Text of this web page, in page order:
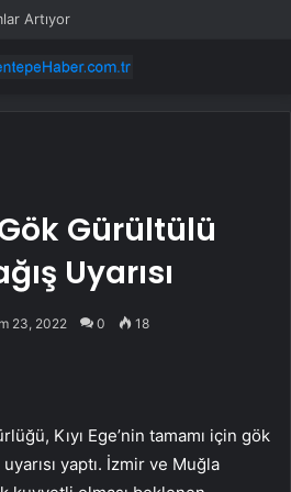
Durumu Belirsiz
Gök Gürültülü
Uyarısı
23, 2022 0 18
Kıyı Ege’nin tamamı için gök
yaptı. İzmir ve Muğla